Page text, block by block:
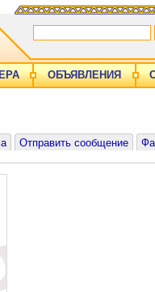
ОБЪЯВЛЕНИЯ
Отправить сообщение